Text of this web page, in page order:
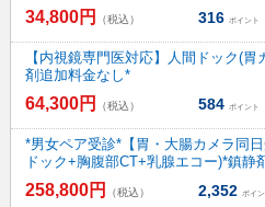
34,800円 （税込） 316 ポイント
【内視鏡専門医対応】人間ドック(
剤追加料金なし*
64,300円 （税込） 584 ポイント
*男女ペア受診*【胃・大腸カメラ同
ドック+胸腹部CT+乳腺エコー)*鎮静
258,800円 （税込） 2,352 ポイン